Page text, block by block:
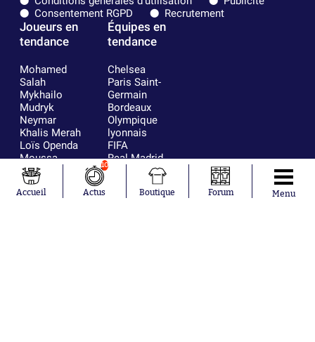
Consentement RGPD
Recrutement
Joueurs en
tendance
Mohamed
Salah
Mykhailo
Mudryk
Neymar
Khalis Merah
Loïs Openda
Moussa
Niakhaté
Nicolás
Tagliafico
Équipes en
tendance
Chelsea
Paris Saint-
Germain
Bordeaux
Olympique
lyonnais
FIFA
Real Madrid
RC Strasbourg
France
Accueil
10
Actus Boutique Forum Menu